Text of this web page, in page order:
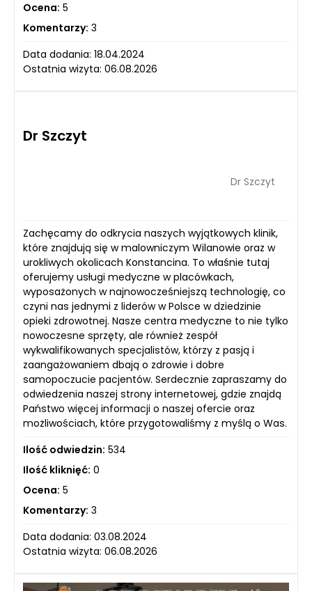
Ocena: 5
Komentarzy: 3
Data dodania: 18.04.2024
Ostatnia wizyta: 06.08.2026
Dr Szczyt
Dr Szczyt
Zachęcamy do odkrycia naszych wyjątkowych klinik,
które znajdują się w malowniczym Wilanowie oraz w
urokliwych okolicach Konstancina. To właśnie tutaj
oferujemy usługi medyczne w placówkach,
wyposażonych w najnowocześniejszą technologię, co
czyni nas jednymi z liderów w Polsce w dziedzinie
opieki zdrowotnej. Nasze centra medyczne to nie tylko
nowoczesne sprzęty, ale również zespół
wykwalifikowanych specjalistów, którzy z pasją i
zaangażowaniem dbają o zdrowie i dobre
samopoczucie pacjentów. Serdecznie zapraszamy do
odwiedzenia naszej strony internetowej, gdzie znajdą
Państwo więcej informacji o naszej ofercie oraz
możliwościach, które przygotowaliśmy z myślą o Was.
Ilość odwiedzin: 534
Ilość kliknięć: 0
Ocena: 5
Komentarzy: 3
Data dodania: 03.08.2024
Ostatnia wizyta: 06.08.2026